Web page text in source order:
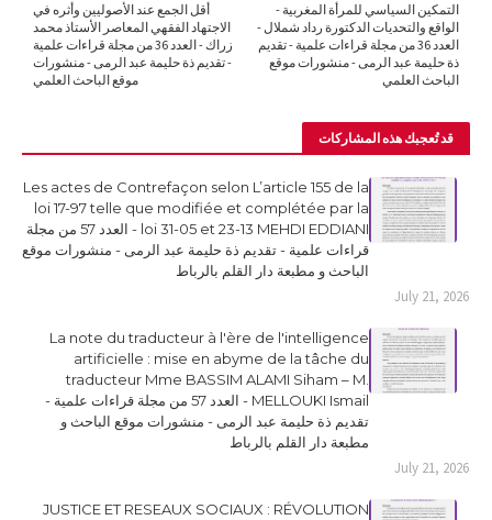
أقل الجمع عند الأصوليين وأثره في
الاجتهاد الفقهي المعاصر الأستاذ محمد
زراك - العدد 36 من مجلة قراءات علمية
- تقديم ذة حليمة عبد الرمى - منشورات
موقع الباحث العلمي
التمكين السياسي للمرأة المغربية -
الواقع والتحديات الدكتورة رداد شملال -
العدد 36 من مجلة قراءات علمية - تقديم
ذة حليمة عبد الرمى - منشورات موقع
الباحث العلمي
قد تُعجبك هذه المشاركات
Les actes de Contrefaçon selon L’article 155 de la
loi 17-97 telle que modifiée et complétée par la
loi 31-05 et 23-13 MEHDI EDDIANI - العدد 57 من مجلة
قراءات علمية - تقديم ذة حليمة عبد الرمى - منشورات موقع
الباحث و مطبعة دار القلم بالرباط
July 21, 2026
La note du traducteur à l'ère de l'intelligence
artificielle : mise en abyme de la tâche du
traducteur Mme BASSIM ALAMI Siham – M.
MELLOUKI Ismail - العدد 57 من مجلة قراءات علمية -
تقديم ذة حليمة عبد الرمى - منشورات موقع الباحث و
مطبعة دار القلم بالرباط
July 21, 2026
JUSTICE ET RESEAUX SOCIAUX : RÉVOLUTION